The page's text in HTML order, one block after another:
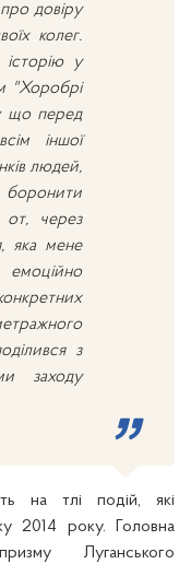
довіру
колег.
у
"Хоробрі
що перед
іншої
людей,
от, через
яка мене
з
заходу
на тлі подій, які
2014 року. Головна
Луганського